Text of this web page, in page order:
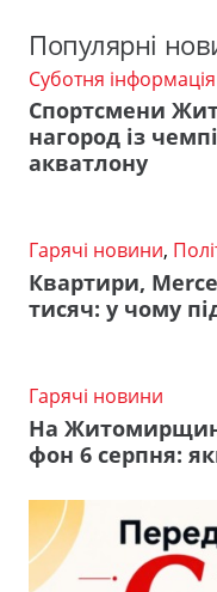
Популярні
Суботня інформація
Спортсмени
нагород із
акватлону
Гарячі новини,
Квартири,
тисяч: у чому
Гарячі новини
На
фон 6 серпня: